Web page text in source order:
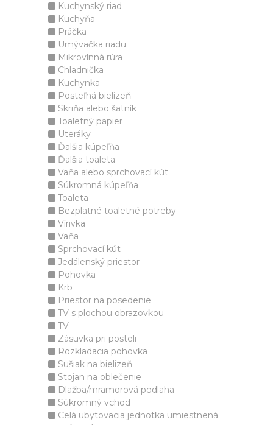
Kuchynský riad
Kuchyňa
Práčka
Umývačka riadu
Mikrovlnná rúra
Chladnička
Kuchynka
Posteľná bielizeň
Skriňa alebo šatník
Toaletný papier
Uteráky
Ďalšia kúpeľňa
Ďalšia toaleta
Vaňa alebo sprchovací kút
Súkromná kúpeľňa
Toaleta
Bezplatné toaletné potreby
Vírivka
Vaňa
Sprchovací kút
Jedálenský priestor
Pohovka
Krb
Priestor na posedenie
TV s plochou obrazovkou
TV
Zásuvka pri posteli
Rozkladacia pohovka
Sušiak na bielizeň
Stojan na oblečenie
Dlažba/mramorová podlaha
Súkromný vchod
Celá ubytovacia jednotka umiestnená